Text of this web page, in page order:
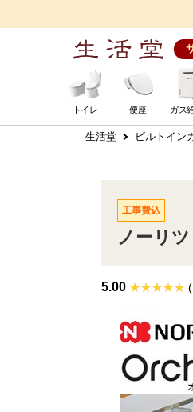
トイレ 便座 ガス
生活堂 ビルトイン
工事費込
ノーリ
5.00 (